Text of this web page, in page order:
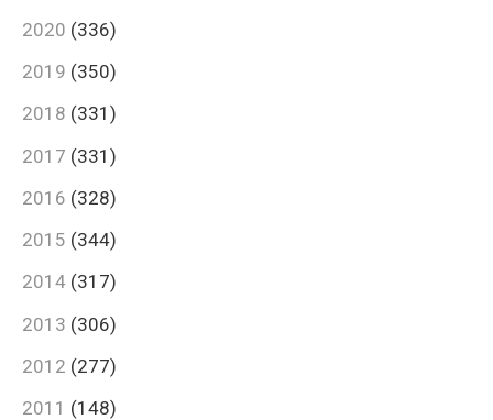
2020 (336)
2019 (350)
2018 (331)
2017 (331)
2016 (328)
2015 (344)
2014 (317)
2013 (306)
2012 (277)
2011 (148)